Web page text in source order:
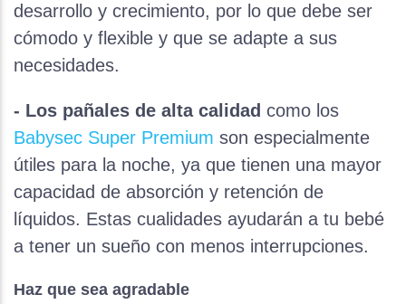
desarrollo y crecimiento, por lo que debe ser
cómodo y flexible y que se adapte a sus
necesidades.
- Los pañales de alta calidad como los
Babysec Super Premium son especialmente
útiles para la noche, ya que tienen una mayor
capacidad de absorción y retención de
líquidos. Estas cualidades ayudarán a tu bebé
a tener un sueño con menos interrupciones.
Haz que sea agradable